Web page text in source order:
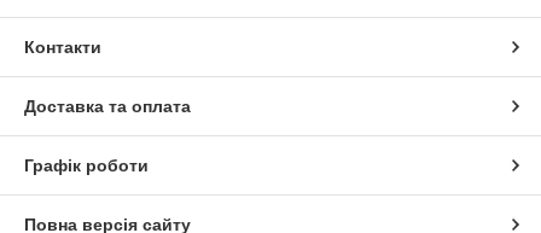
Контакти
Доставка та оплата
Графік роботи
Повна версія сайту